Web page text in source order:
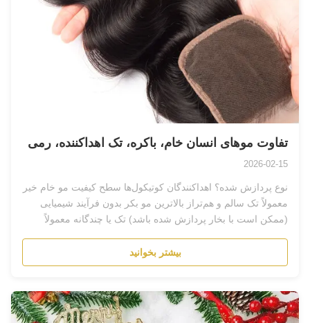
تفاوت موهای انسان خام، باکره، تک اهداکننده، رمی
2026-02-15
نوع پردازش شده؟ اهداکنندگان کوتیکول‌ها سطح کیفیت مو خام خیر
معمولاً تک سالم و هم‌تراز بالاترین مو بکر بدون فرآیند شیمیایی
(ممکن است با بخار پردازش شده باشد) تک یا چندگانه معمولاً
بیشتر بخوانید